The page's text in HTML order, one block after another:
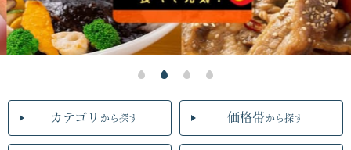
カテゴリ から探す 価格帯から探す